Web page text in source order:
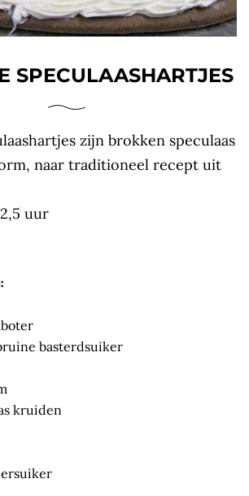
SPECULAASHARTJES
zijn brokken speculaas
naar traditioneel recept uit
uur
basterdsuiker
kruiden